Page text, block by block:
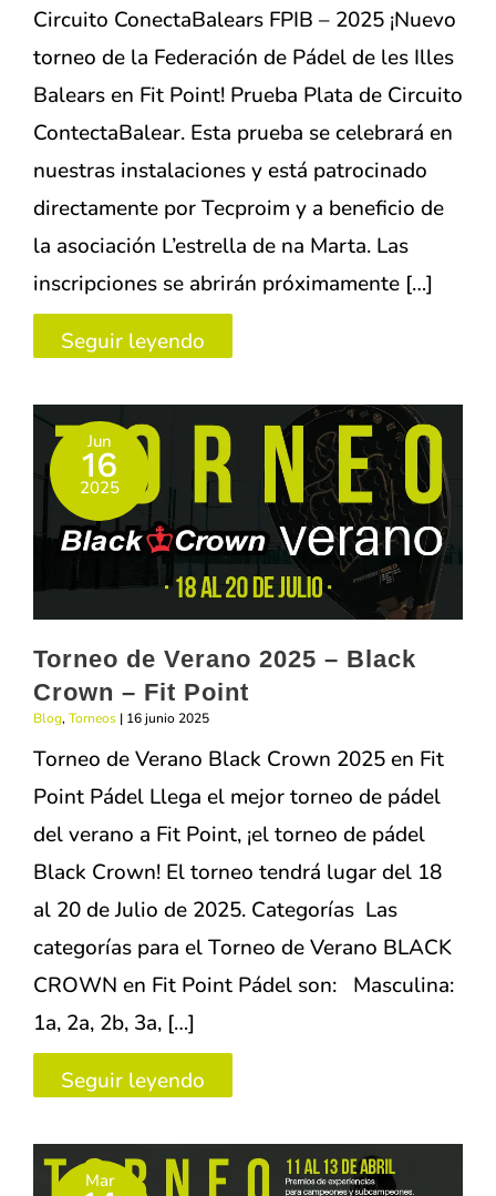
Circuito ConectaBalears FPIB – 2025 ¡Nuevo
torneo de la Federación de Pádel de les Illes
Balears en Fit Point! Prueba Plata de Circuito
ContectaBalear. Esta prueba se celebrará en
nuestras instalaciones y está patrocinado
directamente por Tecproim y a beneficio de
la asociación L’estrella de na Marta. Las
inscripciones se abrirán próximamente […]
Torneo
L’estrella
de
na
ConectaBalears
FPIB
–
2025
Seguir leyendo
Jun
16
2025
Torneo de Verano 2025 – Black
Crown – Fit Point
Blog, Torneos | 16 junio 2025
Torneo de Verano Black Crown 2025 en Fit
Point Pádel Llega el mejor torneo de pádel
del verano a Fit Point, ¡el torneo de pádel
Black Crown! El torneo tendrá lugar del 18
al 20 de Julio de 2025. Categorías Las
categorías para el Torneo de Verano BLACK
CROWN en Fit Point Pádel son: Masculina:
1a, 2a, 2b, 3a, […]
Torneo
Verano
Seguir leyendo
Mar